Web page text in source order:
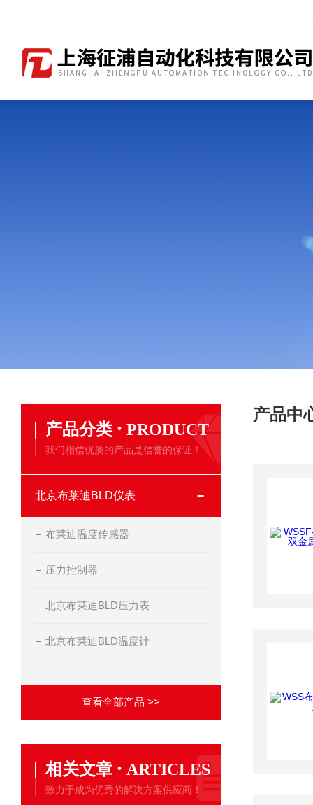
产品分类 · PRODUCT
我们相信优质的产品是信誉的保证！
北京布莱迪BLD仪表
布莱迪温度传感器
压力控制器
北京布莱迪BLD压力表
北京布莱迪BLD温度计
查看全部产品 >>
相关文章 · ARTICLES
致力于成为优秀的解决方案供应商！
产品中